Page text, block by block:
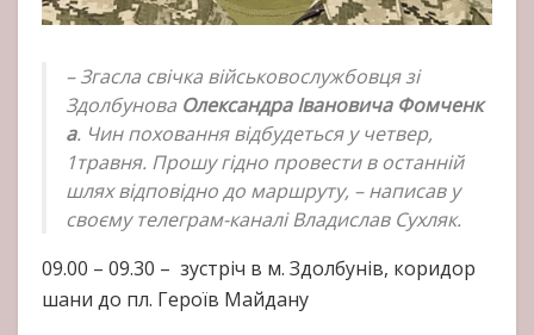
– Згасла свічка військовослужбовця зі
Здолбунова Олександра Івановича Фомченк
а. Чин поховання відбудеться у четвер,
1травня. Прошу гідно провести в останній
шлях відповідно до маршруту, – написав у
своєму телеграм-каналі Владислав Сухляк.
09.00 – 09.30 – зустріч в м. Здолбунів, коридор
шани до пл. Героїв Майдану